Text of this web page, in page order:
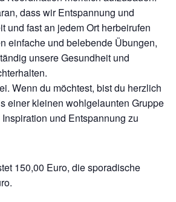
dass wir Entspannung und
und fast an jedem Ort herbeirufen
einfache und belebende Übungen,
unsere Gesundheit und
Wenn du möchtest, bist du herzlich
einer kleinen wohlgelaunten Gruppe
und Entspannung zu
150,00 Euro, die sporadische